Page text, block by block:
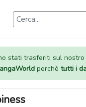
stati trasferiti sul
perchè tutti i